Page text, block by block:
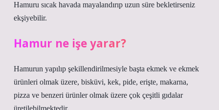
Hamuru sıcak havada mayalandırıp uzun süre bekletirseniz
ekşiyebilir.
Hamur ne işe yarar?
Hamurun yapılıp şekillendirilmesiyle başta ekmek ve ekmek
ürünleri olmak üzere, bisküvi, kek, pide, erişte, makarna,
pizza ve benzeri ürünler olmak üzere çok çeşitli gıdalar
üretilebilmektedir.